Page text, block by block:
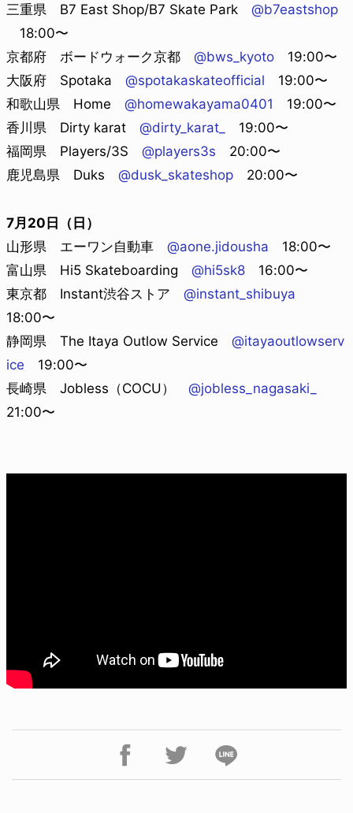
三重県 B7 East Shop/B7 Skate Park @b7eastshop
18:00〜
京都府 ボードウォーク京都 @bws_kyoto 19:00〜
大阪府 Spotaka @spotakaskateofficial 19:00〜
和歌山県 Home @homewakayama0401 19:00〜
香川県 Dirty karat @dirty_karat_
19:00〜
福岡県 Players/3S @players3s 20:00〜
鹿児島県 Duks @dusk_skateshop 20:00〜
7月20日（日）
山形県 エーワン自動車 @aone.jidousha 18:00〜
富山県 Hi5 Skateboarding @hi5sk8 16:00〜
東京都 Instant渋谷ストア @instant_shibuya
18:00〜
静岡県 The Itaya Outlow Service @itayaoutlowserv
ice 19:00〜
長崎県 Jobless（COCU） @jobless_nagasaki_
21:00〜